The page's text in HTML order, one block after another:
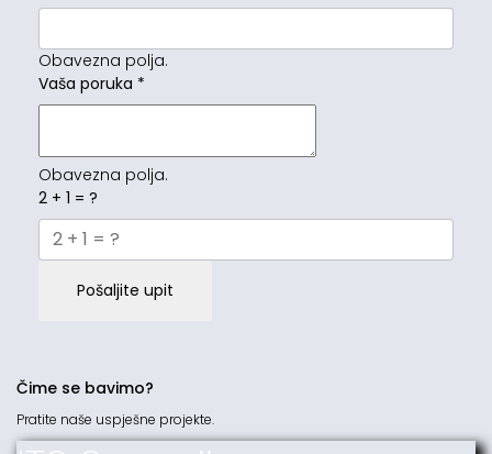
Obavezna polja.
Vaša poruka *
Obavezna polja.
2 + 1 = ?
Pošaljite upit
Čime se bavimo?
Pratite naše uspješne projekte.